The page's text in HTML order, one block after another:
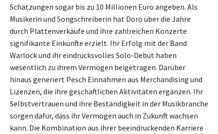
Schätzungen sogar bis zu 10 Millionen Euro angeben. Als
Musikerin und Songschreiberin hat Doro über die Jahre
durch Plattenverkäufe und ihre zahlreichen Konzerte
signifikante Einkünfte erzielt. Ihr Erfolg mit der Band
Warlock und ihr eindrucksvolles Solo-Debüt haben
wesentlich zu ihrem Vermögen beigetragen. Darüber
hinaus generiert Pesch Einnahmen aus Merchandising und
Lizenzen, die ihre geschäftlichen Aktivitäten ergänzen. Ihr
Selbstvertrauen und ihre Beständigkeit in der Musikbranche
sorgen dafür, dass ihr Vermögen auch in Zukunft wachsen
kann. Die Kombination aus ihrer beeindruckenden Karriere